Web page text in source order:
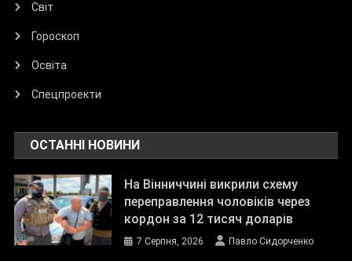
Світ
Гороскоп
Освіта
Спецпроекти
ОСТАННІ НОВИНИ
На Вінниччині викрили схему
переправлення чоловіків через
кордон за 12 тисяч доларів
7 Серпня, 2026 Павло Сидорченко